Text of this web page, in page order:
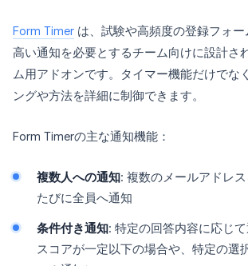
Form Timer は、試験や高頻度の登録フォ
高い通知を必要とするチーム向けに設計さ
ム用アドオンです。タイマー機能だけでな
ングや方法を詳細に制御できます。
Form Timerの主な通知機能：
複数人への通知: 複数のメールアドレ
たびに全員へ通知
条件付き通知: 特定の回答内容に応じ
スコアが一定以下の場合や、特定の選